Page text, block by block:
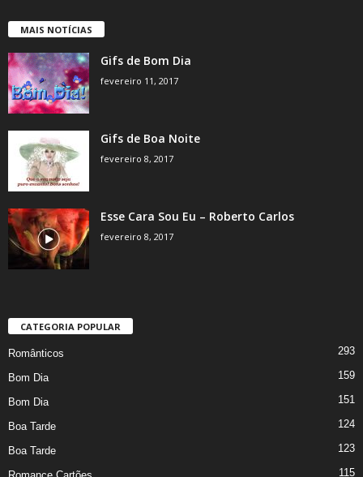
MAIS NOTÍCIAS
Gifs de Bom Dia
fevereiro 11, 2017
Gifs de Boa Noite
fevereiro 8, 2017
Esse Cara Sou Eu – Roberto Carlos
fevereiro 8, 2017
CATEGORIA POPULAR
Românticos 293
Bom Dia 159
Bom Dia 151
Boa Tarde 124
Boa Tarde 123
115